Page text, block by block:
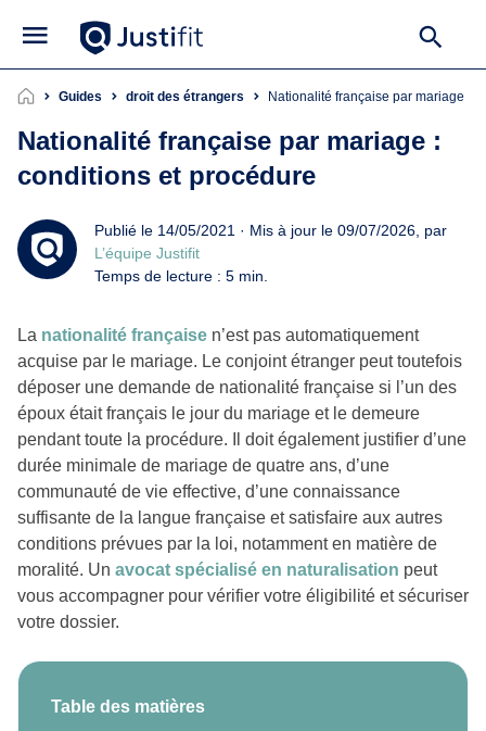
Guides droit des étrangers Nationalité française par mariage :
Nationalité française par mariage :
conditions et procédure
Publié le 14/05/2021 · Mis à jour le 09/07/2026, par
L’équipe Justifit
Temps de lecture : 5 min.
La nationalité française n’est pas automatiquement
acquise par le mariage. Le conjoint étranger peut toutefois
déposer une demande de nationalité française si l’un des
époux était français le jour du mariage et le demeure
pendant toute la procédure. Il doit également justifier d’une
durée minimale de mariage de quatre ans, d’une
communauté de vie effective, d’une connaissance
suffisante de la langue française et satisfaire aux autres
conditions prévues par la loi, notamment en matière de
moralité. Un avocat spécialisé en naturalisation peut
vous accompagner pour vérifier votre éligibilité et sécuriser
votre dossier.
Table des matières